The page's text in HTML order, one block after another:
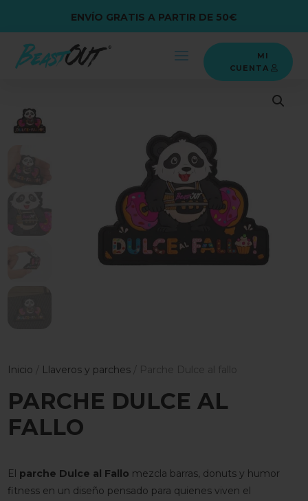
ENVÍO GRATIS A PARTIR DE 50€
MI
CUENTA
Inicio Llaveros y parches / Parche Dulce al fallo
PARCHE DULCE AL
FALLO
El parche Dulce al Fallo mezcla barras, donuts y humor
fitness en un diseño pensado para quienes viven el